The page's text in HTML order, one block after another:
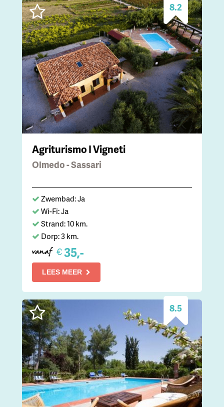
8.2
Agriturismo I Vigneti
Olmedo - Sassari
Zwembad: Ja
Wi-Fi: Ja
Strand: 10 km.
Dorp: 3 km.
vanaf €35,-
LEES MEER
8.5